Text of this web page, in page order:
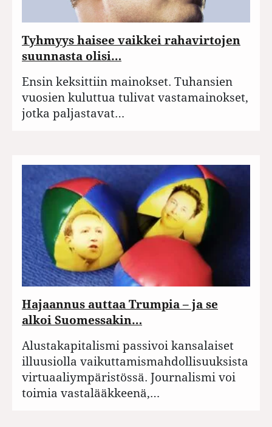
Tyhmyys haisee vaikkei rahavirtojen
suunnasta olisi…
Ensin keksittiin mainokset. Tuhansien
vuosien kuluttua tulivat vastamainokset,
jotka paljastavat…
Hajaannus auttaa Trumpia – ja se
alkoi Suomessakin…
Alustakapitalismi passivoi kansalaiset
illuusiolla vaikuttamismahdollisuuksista
virtuaaliympäristössä. Journalismi voi
toimia vastalääkkeenä,…